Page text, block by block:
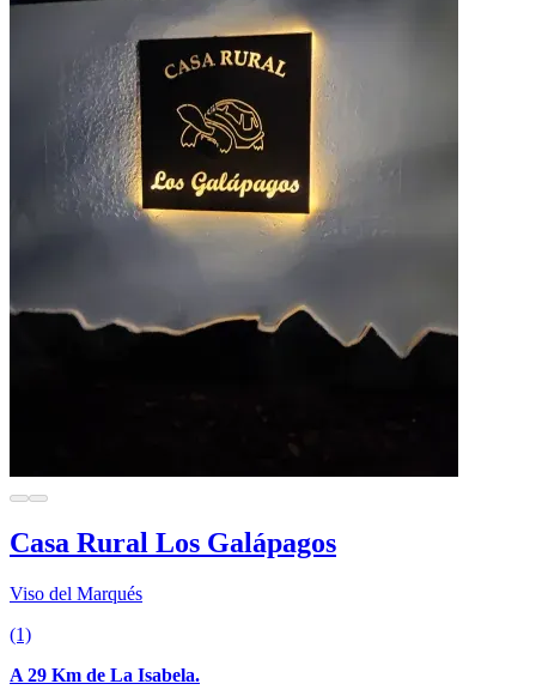
Casa Rural Los Galápagos
Viso del Marqués
(1)
A 29 Km de La Isabela.